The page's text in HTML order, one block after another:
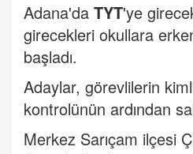
Adana'da TYT'ye
girecekleri okullara
başladı.
Adaylar, görevlilerin
kontrolünün ardından
Merkez Sarıçam ilçesi